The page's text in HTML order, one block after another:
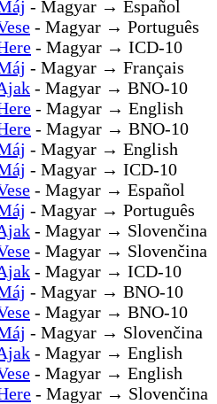
- Magyar → Español
- Magyar → Português
- Magyar → ICD-10
- Magyar → Français
- Magyar → BNO-10
- Magyar → English
- Magyar → BNO-10
- Magyar → English
- Magyar → ICD-10
- Magyar → Español
- Magyar → Português
- Magyar → Slovenčina
- Magyar → Slovenčina
- Magyar → ICD-10
- Magyar → BNO-10
- Magyar → BNO-10
- Magyar → Slovenčina
- Magyar → English
- Magyar → English
- Magyar → Slovenčina